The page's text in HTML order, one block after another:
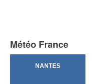
Météo France